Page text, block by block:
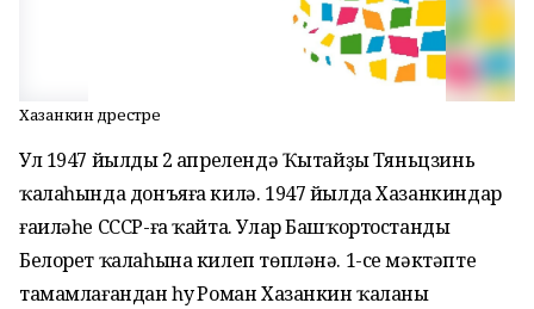
Хазанкин дәрестәре
Ул 1947 йылдың 2 апрелендә Ҡытайҙың Тяньцзинь
ҡалаһында донъяға килә. 1947 йылда Хазанкиндар
ғаиләһе СССР-ға ҡайта. Улар Башҡортостандың
Белорет ҡалаһына килеп төпләнә. 1-се мәктәпте
тамамлағандан һуң Роман Хазанкин ҡаланың